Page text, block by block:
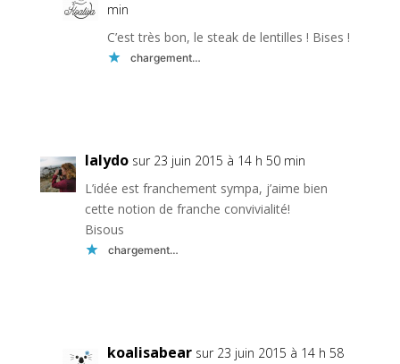
min
C’est très bon, le steak de lentilles ! Bises !
chargement…
lalydo sur 23 juin 2015 à 14 h 50 min
L’idée est franchement sympa, j’aime bien
cette notion de franche convivialité!
Bisous
chargement…
koalisabear sur 23 juin 2015 à 14 h 58